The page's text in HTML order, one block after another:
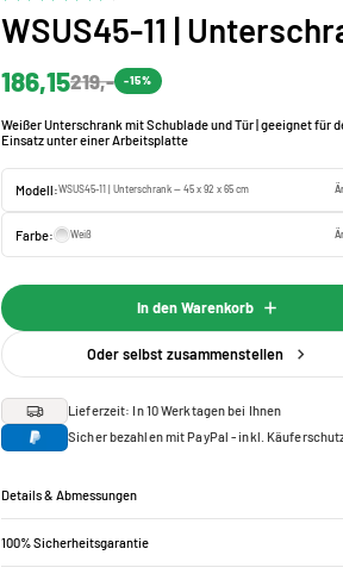
WSUS45-11 |
186,15219,- -15%
Weißer Unterschrank mit Schublade und Tür | geeignet für
Einsatz unter einer Arbeitsplatte
Modell:WSUS45-11 | Unterschrank — 45 x 92 x 65 cm
Farbe: Weiß
In den Warenkorb
Oder selbst zusammenstellen
Lieferzeit: In 10 Werktagen bei Ihnen
Sicher bezahlen mit PayPal - inkl.
Details & Abmessungen
100% Sicherheitsgarantie